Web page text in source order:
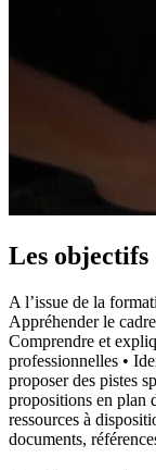
Les objectifs
A l’issue de la
Appréhender le
Comprendre et
professionnelles •
proposer des pistes
propositions en plan
ressources à
documents,